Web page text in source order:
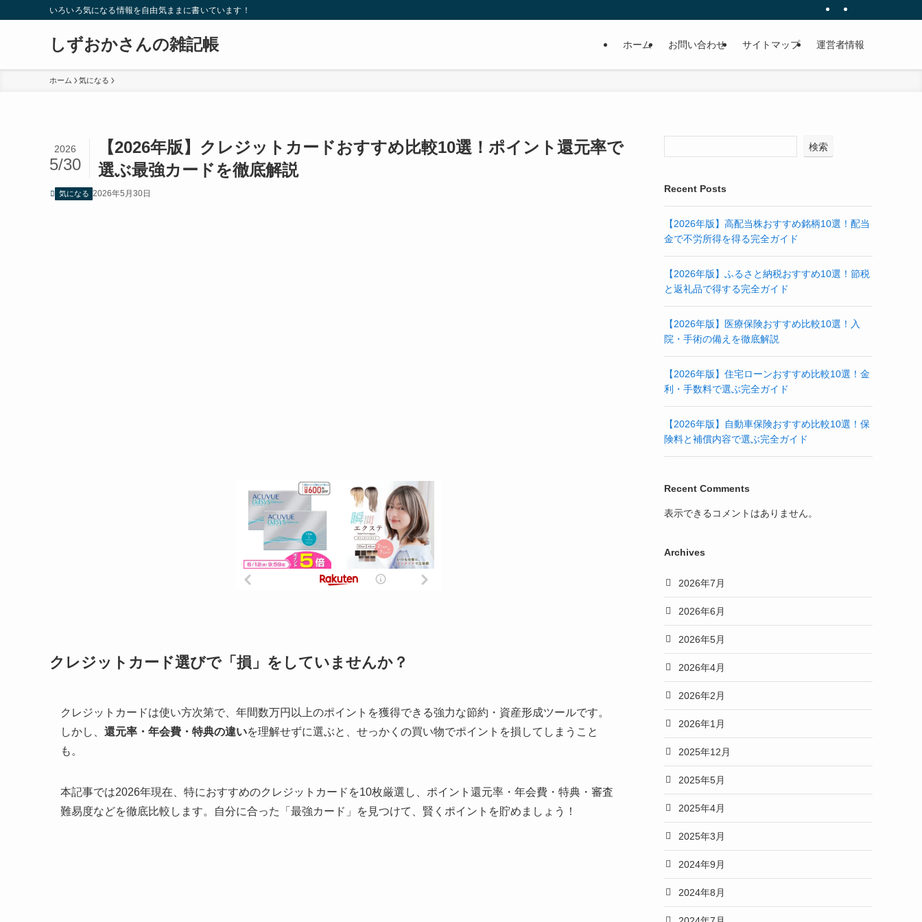
いろいろ気になる情報を自由気ままに書いています！
しずおかさんの雑記帳 ホーム お問い合わせ サイトマップ 運営者情報
ホーム 気になる
【2026年版】クレジットカードおすすめ比較10選！ポイント還元率で
選ぶ最強カードを徹底解説
2026
5/30
気になる 2026年5月30日
クレジットカード選びで「損」をしていませんか？
クレジットカードは使い方次第で、年間数万円以上のポイントを獲得できる強力な節約・資産形成ツールです。
しかし、 還元率・年会費・特典の違いを理解せずに選ぶと、せっかくの買い物でポイントを損してしまうこと
も。
本記事では2026年現在、特におすすめのクレジットカードを10枚厳選し、ポイント還元率・年会費・特典・審査
難易度などを徹底比較します。自分に合った「最強カード」を見つけて、賢くポイントを貯めましょう！
検索
Recent Posts
【2026年版】高配当株おすすめ銘柄10選！配当
金で不労所得を得る完全ガイド
【2026年版】ふるさと納税おすすめ10選！節税
と返礼品で得する完全ガイド
【2026年版】医療保険おすすめ比較10選！入
院・手術の備えを徹底解説
【2026年版】住宅ローンおすすめ比較10選！金
利・手数料で選ぶ完全ガイド
【2026年版】自動車保険おすすめ比較10選！保
険料と補償内容で選ぶ完全ガイド
Recent Comments
表示できるコメントはありません。
Archives
2026年7月
2026年6月
2026年5月
2026年4月
2026年2月
2026年1月
2025年12月
2025年5月
2025年4月
2025年3月
2024年9月
2024年8月